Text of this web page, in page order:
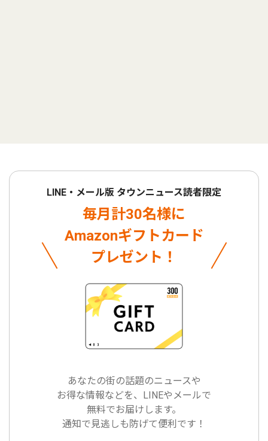
LINE・メール版 タウンニュース読者限定
毎月計30名様に
Amazonギフトカード
プレゼント！
あなたの街の話題のニュースや
お得な情報などを、LINEやメールで
無料でお届けします。
通知で見逃しも防げて便利です！